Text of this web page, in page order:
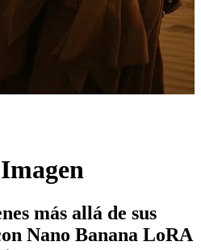
más allá de sus
Nano Banana LoRA